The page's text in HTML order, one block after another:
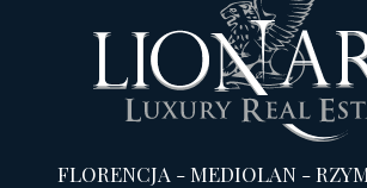
FLORENCJA -MEDIOLAN -